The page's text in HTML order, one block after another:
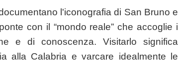
l'iconografia di San Bruno e
con il “mondo reale” che accoglie i
e di conoscenza. Visitarlo significa
alla Calabria e varcare idealmente le